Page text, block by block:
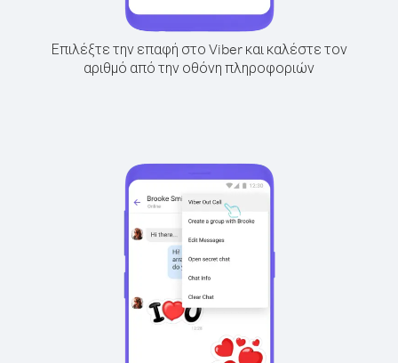
Επιλέξτε την επαφή στο Viber και καλέστε τον
αριθμό από την οθόνη πληροφοριών